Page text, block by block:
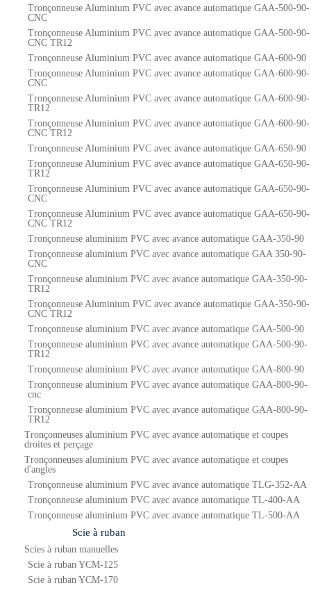
Tronçonneuse Aluminium PVC avec avance automatique GAA-500-90-
CNC
Tronçonneuse Aluminium PVC avec avance automatique GAA-500-90-
CNC TR12
Tronçonneuse Aluminium PVC avec avance automatique GAA-600-90
Tronçonneuse Aluminium PVC avec avance automatique GAA-600-90-
CNC
Tronçonneuse Aluminium PVC avec avance automatique GAA-600-90-
TR12
Tronçonneuse Aluminium PVC avec avance automatique GAA-600-90-
CNC TR12
Tronçonneuse Aluminium PVC avec avance automatique GAA-650-90
Tronçonneuse Aluminium PVC avec avance automatique GAA-650-90-
TR12
Tronçonneuse Aluminium PVC avec avance automatique GAA-650-90-
CNC
Tronçonneuse Aluminium PVC avec avance automatique GAA-650-90-
CNC TR12
Tronçonneuse aluminium PVC avec avance automatique GAA-350-90
Tronçonneuse aluminium PVC avec avance automatique GAA 350-90-
CNC
Tronçonneuse aluminium PVC avec avance automatique GAA-350-90-
TR12
Tronçonneuse Aluminium PVC avec avance automatique GAA-350-90-
CNC TR12
Tronçonneuse aluminium PVC avec avance automatique GAA-500-90
Tronçonneuse aluminium PVC avec avance automatique GAA-500-90-
TR12
Tronçonneuse aluminium PVC avec avance automatique GAA-800-90
Tronçonneuse aluminium PVC avec avance automatique GAA-800-90-
cnc
Tronçonneuse aluminium PVC avec avance automatique GAA-800-90-
TR12
Tronçonneuses aluminium PVC avec avance automatique et coupes
droites et perçage
Tronçonneuses aluminium PVC avec avance automatique et coupes
d'angles
Tronçonneuse aluminium PVC avec avance automatique TLG-352-AA
Tronçonneuse aluminium PVC avec avance automatique TL-400-AA
Tronçonneuse aluminium PVC avec avance automatique TL-500-AA
Scie à ruban
Scies à ruban manuelles
Scie à ruban YCM-125
Scie à ruban YCM-170